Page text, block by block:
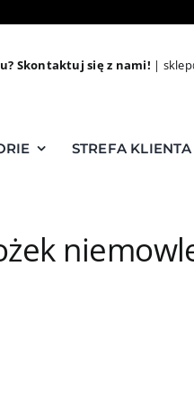
Skontaktuj się z nami! |
STREFA KLIENTA